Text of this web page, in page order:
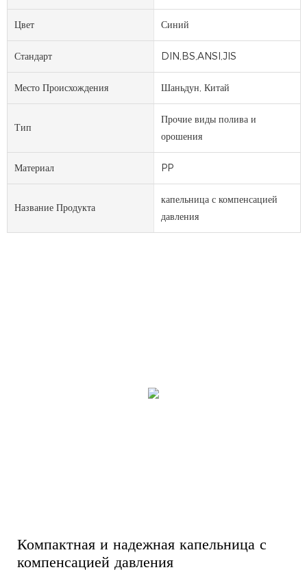
Цвет Синий
Стандарт DIN,BS,ANSI,JIS
Место Происхождения Шаньдун, Китай
Тип
Прочие виды полива и
орошения
Материал PP
Название Продукта
капельница с компенсацией
давления
Компактная и надежная капельница с
компенсацией давления